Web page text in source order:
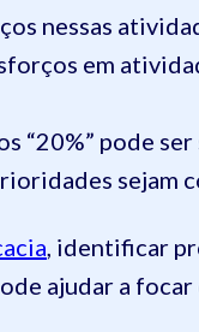
nessas
em
“20%” pode
sejam
, identificar
ajudar a